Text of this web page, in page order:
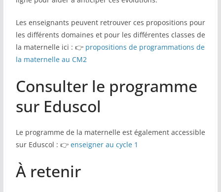
Les enseignants peuvent retrouver ces propositions pour
les différents domaines et pour les différentes classes de
la maternelle ici : 👉 propositions de programmations de
la maternelle au CM2
Consulter le programme
sur Eduscol
Le programme de la maternelle est également accessible
sur Eduscol : 👉 enseigner au cycle 1
À retenir